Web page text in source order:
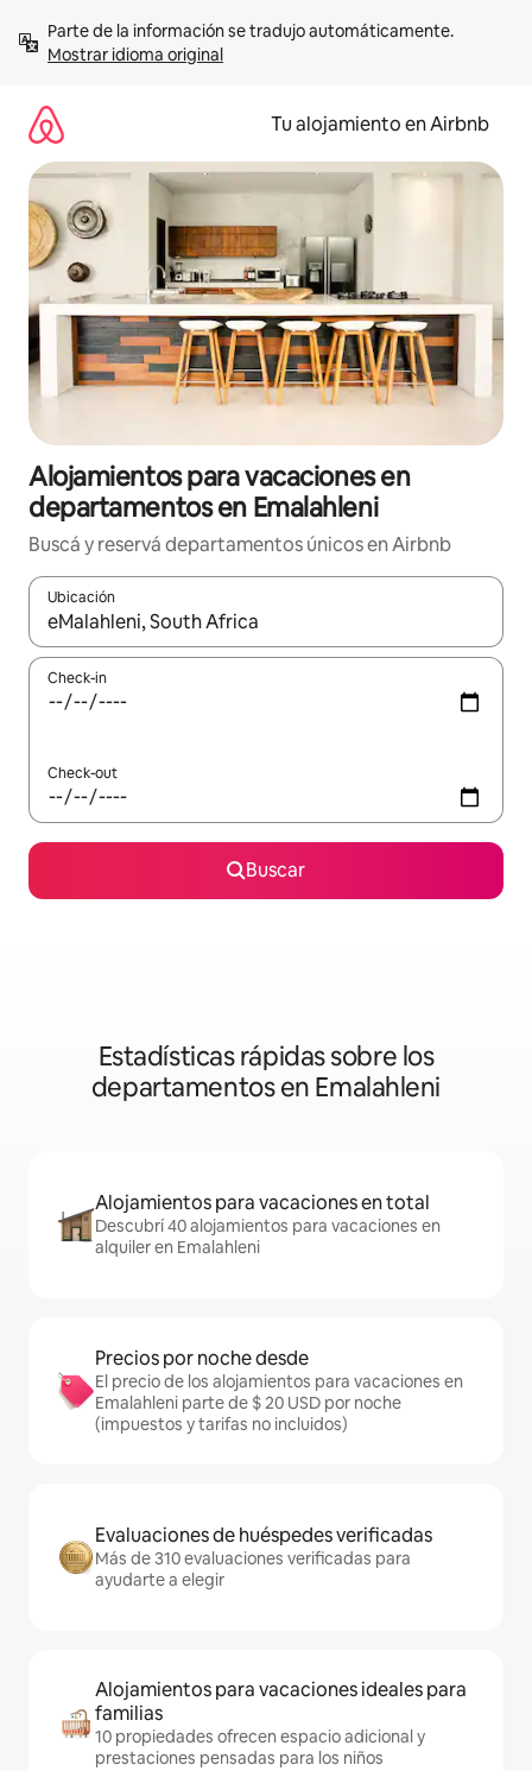
contenidoMostrar idioma original
Tu alojamiento en Airbnb
Alojamientos para vacaciones en
departamentos en Emalahleni
Buscá y reservá departamentos únicos en Airbnb
Ubicación
Cuando los resultados estén disponibles, navegá con las
Check-in
Check-out
Buscar
Estadísticas rápidas sobre los
departamentos en Emalahleni
Alojamientos para vacaciones en total
Descubrí 40 alojamientos para vacaciones en
alquiler en Emalahleni
Precios por noche desde
El precio de los alojamientos para vacaciones en
Emalahleni parte de $ 20 USD por noche
(impuestos y tarifas no incluidos)
Evaluaciones de huéspedes verificadas
Más de 310 evaluaciones verificadas para
ayudarte a elegir
Alojamientos para vacaciones ideales para
familias
10 propiedades ofrecen espacio adicional y
prestaciones pensadas para los niños